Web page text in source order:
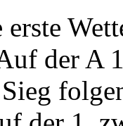
der A